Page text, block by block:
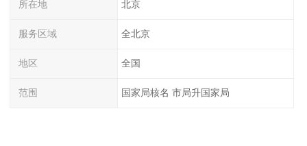
所在地 北京
服务区域 全北京
地区 全国
范围 国家局核名 市局升国家局